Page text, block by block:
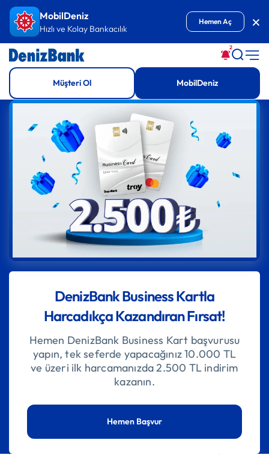
İçeriğe GitMobilDeniz
Hızlı ve Kolay Bankacılık
Hemen Aç
2
Müşteri Ol MobilDeniz
DenizBank Business Kartla
Harcadıkça Kazandıran Fırsat!
Hemen DenizBank Business Kart başvurusu
yapın, tek seferde yapacağınız 10.000 TL
ve üzeri ilk harcamanızda 2.500 TL indirim
kazanın.
Hemen Başvur